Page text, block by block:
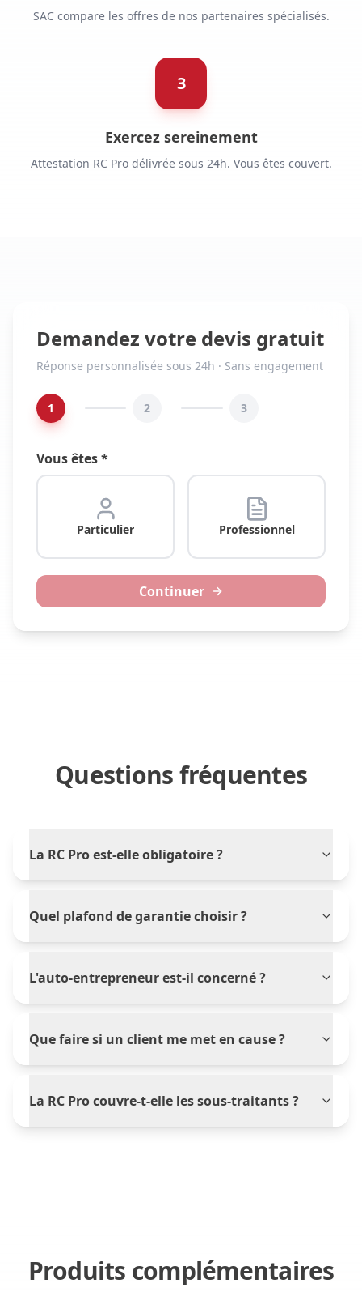
SAC compare les offres de nos partenaires spécialisés.
3
Exercez sereinement
Attestation RC Pro délivrée sous 24h. Vous êtes couvert.
Demandez votre devis gratuit
Réponse personnalisée sous 24h · Sans engagement
1 2 3
Vous êtes *
Particulier Professionnel
Continuer
Questions fréquentes
La RC Pro est-elle obligatoire ?
Quel plafond de garantie choisir ?
L'auto-entrepreneur est-il concerné ?
Que faire si un client me met en cause ?
La RC Pro couvre-t-elle les sous-traitants ?
Produits complémentaires